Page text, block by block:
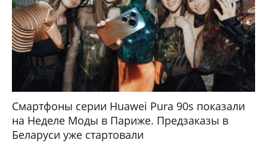
Смартфоны серии Huawei Pura 90s показали
на Неделе Моды в Париже. Предзаказы в
Беларуси уже стартовали